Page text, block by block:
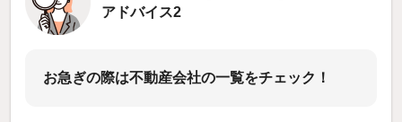
アドバイス2
お急ぎの際は不動産会社の一覧をチェック！